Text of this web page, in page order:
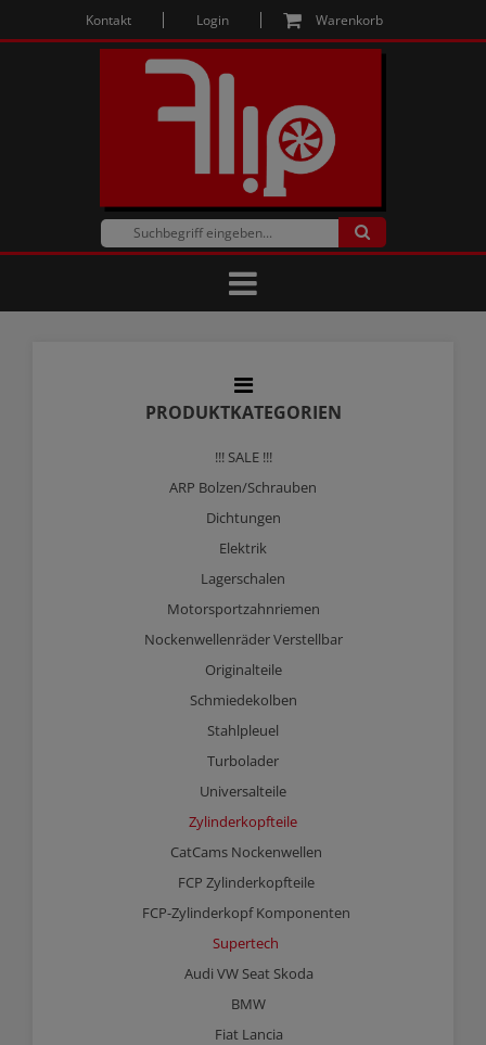
Kontakt Login Warenkorb
PRODUKTKATEGORIEN
!!! SALE !!!
ARP Bolzen/Schrauben
Dichtungen
Elektrik
Lagerschalen
Motorsportzahnriemen
Nockenwellenräder Verstellbar
Originalteile
Schmiedekolben
Stahlpleuel
Turbolader
Universalteile
Zylinderkopfteile
CatCams Nockenwellen
FCP Zylinderkopfteile
FCP-Zylinderkopf Komponenten
Supertech
Audi VW Seat Skoda
BMW
Fiat Lancia